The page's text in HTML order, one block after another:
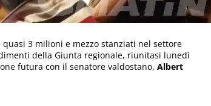
3 milioni e mezzo stanziati nel settore
della Giunta regionale, riunitasi lunedì
futura con il senatore valdostano, Albert